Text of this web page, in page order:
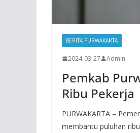
BERITA PURWAKARTA
2024-03-27 Admin
Pemkab
Ribu Pekerja
PURWAKARTA –
membantu puluhan